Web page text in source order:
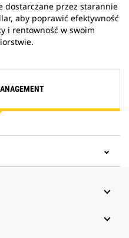
dostarczane przez starannie
aby poprawić efektywność
i rentowność w swoim